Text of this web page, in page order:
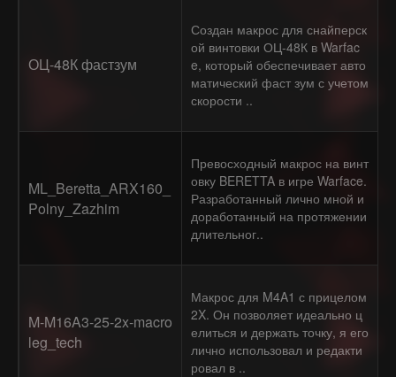
ОЦ-48К фастзум
Создан макрос для снайперск
ой винтовки ОЦ-48К в Warfac
e, который обеспечивает авто
матический фаст зум с учетом
скорости ..
ML_Beretta_ARX160_
Polny_Zazhim
Превосходный макрос на винт
овку BERETTA в игре Warface.
Разработанный лично мной и
доработанный на протяжении
длительног..
M-M16A3-25-2x-macro
leg_tech
Макрос для M4A1 с прицелом
2X. Он позволяет идеально ц
елиться и держать точку, я его
лично использовал и редакти
ровал в ..